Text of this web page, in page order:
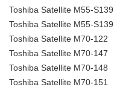
Toshiba Satellite M55-
Toshiba Satellite M55-
Toshiba Satellite M70-122
Toshiba Satellite M70-147
Toshiba Satellite M70-148
Toshiba Satellite M70-151